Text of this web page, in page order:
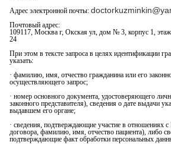
Адрес электронной почты:
Почтовый адрес:
109117, Москва г, Окская ул, дом № 3, корпус 1,
24
При этом в тексте запроса в целях идентификации
указать:
· фамилию, имя, отчество гражданина или его
осуществляющего запрос;
· номер основного документа, удостоверяющего
законного представителя), сведения о дате выдачи
выдавшем его органе;
· сведения, подтверждающие участие в отношениях
договора, фамилию, имя, отчество пациента), либо
подтверждающие факт обработки персональных